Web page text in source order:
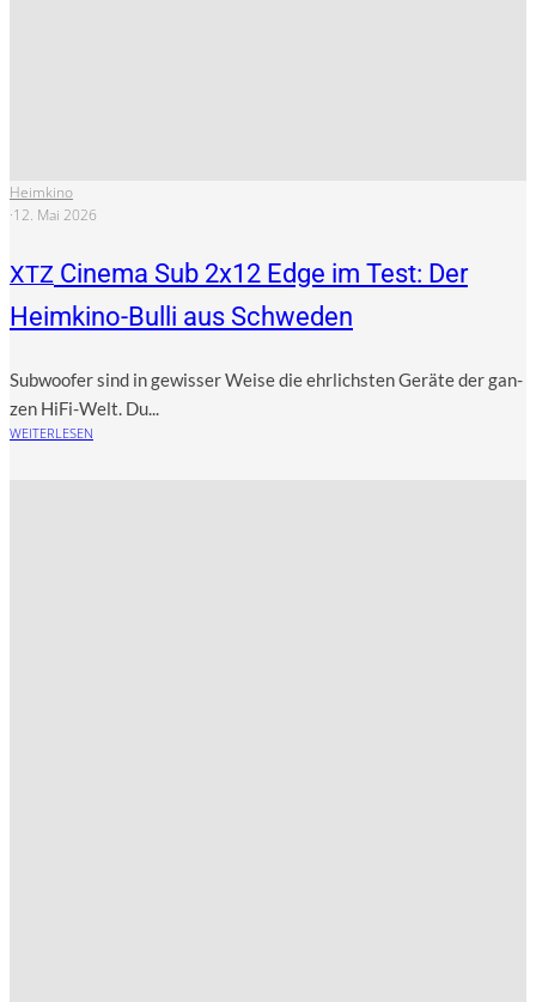
Heimkino
·12. Mai 2026
XTZ Cinema Sub 2x12 Edge im Test: Der
Heimkino-Bulli aus Schweden
Sub­woo­fer sind in gewis­ser Wei­se die ehr­lichs­ten Gerä­te der gan­
zen HiFi-Welt. Du...
WEITERLESEN